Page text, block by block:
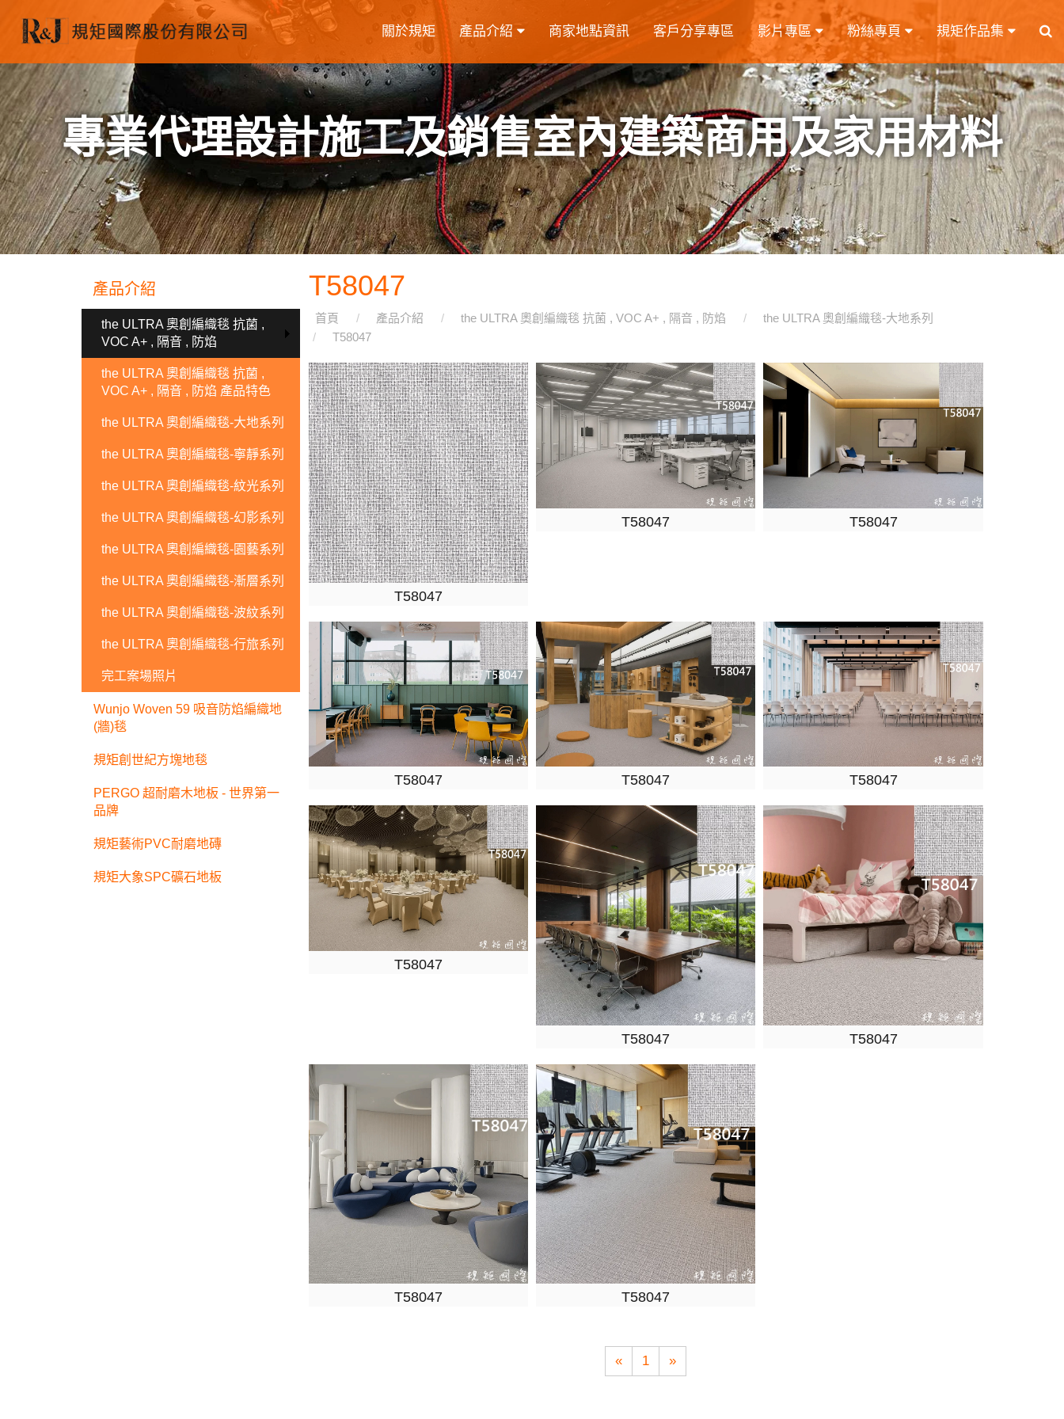
關於規矩 產品介紹 商家地點資訊 客戶分享專區 影片專區 粉絲專頁 規矩作品集
專業代理設計施工及銷售室內建築商用及家用材料
產品介紹
the ULTRA 奧創編織毯 抗菌 ,
VOC A+ , 隔音 , 防焰
the ULTRA 奧創編織毯 抗菌 ,
VOC A+ , 隔音 , 防焰 產品特色
the ULTRA 奧創編織毯-大地系列
the ULTRA 奧創編織毯-寧靜系列
the ULTRA 奧創編織毯-紋光系列
the ULTRA 奧創編織毯-幻影系列
the ULTRA 奧創編織毯-園藝系列
the ULTRA 奧創編織毯-漸層系列
the ULTRA 奧創編織毯-波紋系列
the ULTRA 奧創編織毯-行旅系列
完工案場照片
Wunjo Woven 59 吸音防焰編織地
(牆)毯
規矩創世紀方塊地毯
PERGO 超耐磨木地板 - 世界第一
品牌
規矩藝術PVC耐磨地磚
規矩大象SPC礦石地板
T58047
首頁 產品介紹 the ULTRA 奧創編織毯 抗菌 , VOC A+ , 隔音 , 防焰
the ULTRA 奧創編織毯-大地系列
T58047
T58047
T58047 T58047
T58047 T58047 T58047
T58047
T58047 T58047
T58047 T58047
« 1 »